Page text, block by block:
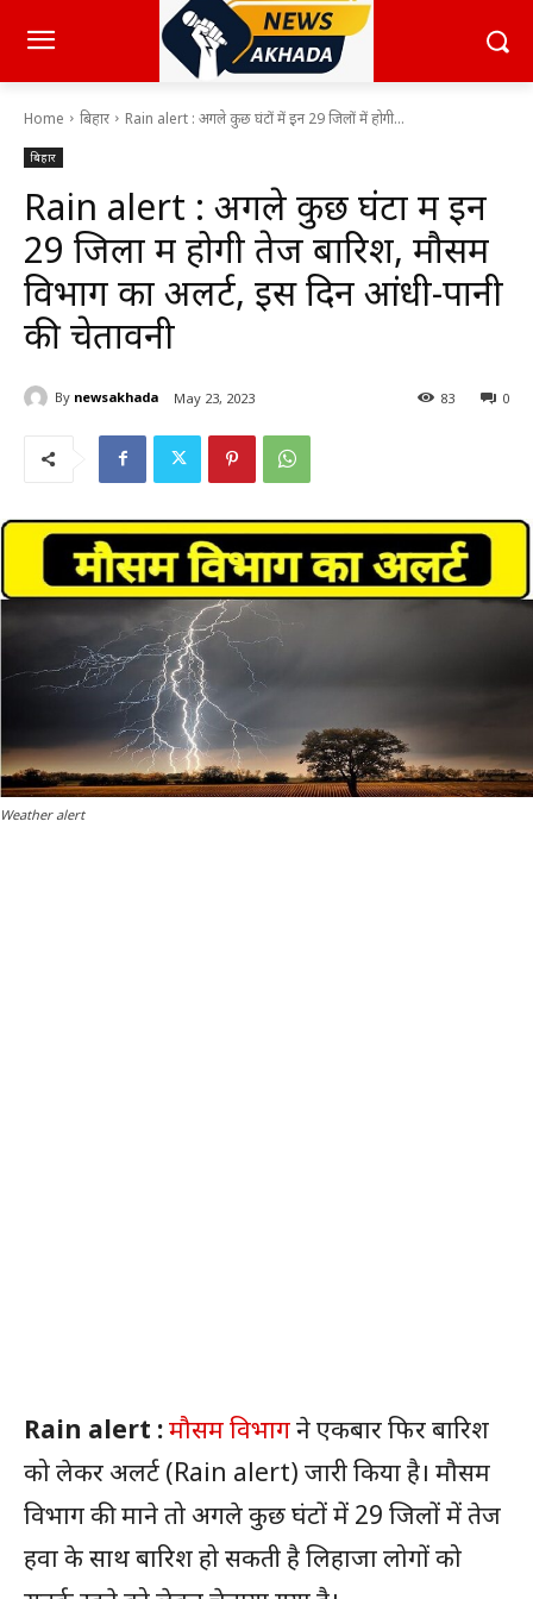
Home बिहार Rain alert : अगले कुछ घंटों में इन 29 जिलों में होगी...
बिहार
Rain alert : अगले कुछ घंटों में इन
29 जिलों में होगी तेज बारिश, मौसम
विभाग का अलर्ट, इस दिन आंधी-पानी
की चेतावनी
By newsakhada May 23, 2023 0
83
Weather alert
Rain alert :मौसम विभागने एकबार फिर बारिश
को लेकर अलर्ट (Rain alert) जारी किया है। मौसम
विभाग की माने तो अगले कुछ घंटों में 29 जिलों में तेज
हवा के साथ बारिश हो सकती है लिहाजा लोगों को